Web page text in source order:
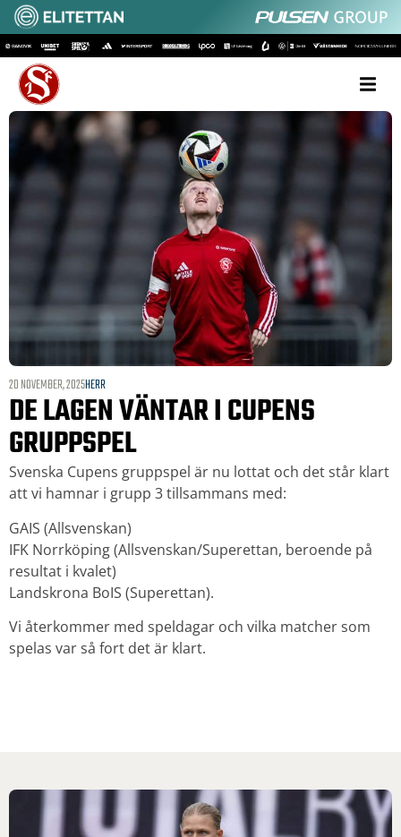
20 NOVEMBER, 2025HERR
DE LAGEN VÄNTAR I CUPENS
GRUPPSPEL
Svenska Cupens gruppspel är nu lottat och det står klart
att vi hamnar i grupp 3 tillsammans med:
GAIS (Allsvenskan)
IFK Norrköping (Allsvenskan/Superettan, beroende på
resultat i kvalet)
Landskrona BoIS (Superettan).
Vi återkommer med speldagar och vilka matcher som
spelas var så fort det är klart.